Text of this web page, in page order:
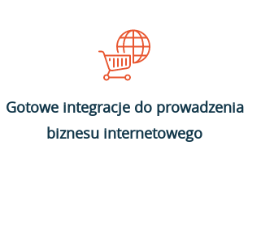
Gotowe integracje do prowadzenia
biznesu internetowego